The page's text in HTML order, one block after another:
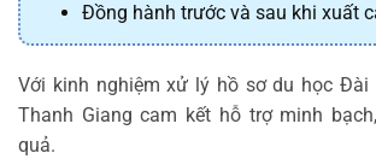
Đồng hành trước và sau khi xuất
Với kinh nghiệm xử lý hồ sơ du học Đài
Thanh Giang cam kết hỗ trợ minh
quả.